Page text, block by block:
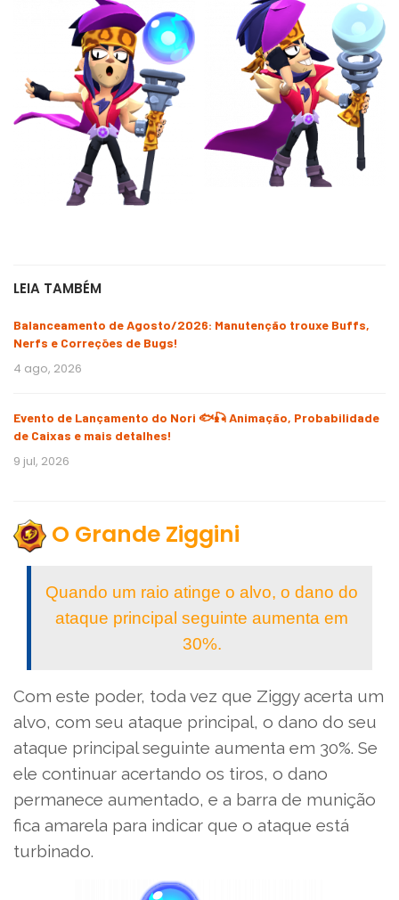
LEIA TAMBÉM
Balanceamento de Agosto/2026: Manutenção trouxe Buffs,
Nerfs e Correções de Bugs!
4 ago, 2026
Evento de Lançamento do Nori 🐟🎣 Animação, Probabilidade
de Caixas e mais detalhes!
9 jul, 2026
O Grande Ziggini
Quando um raio atinge o alvo, o dano do
ataque principal seguinte aumenta em
30%.
Com este poder, toda vez que Ziggy acerta um
alvo, com seu ataque principal, o dano do seu
ataque principal seguinte aumenta em 30%. Se
ele continuar acertando os tiros, o dano
permanece aumentado, e a barra de munição
fica amarela para indicar que o ataque está
turbinado.